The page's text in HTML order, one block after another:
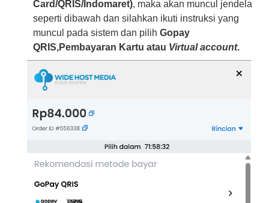
Card/QRIS/Indomaret), maka akan muncul jendela
seperti dibawah dan silahkan ikuti instruksi yang
muncul pada sistem dan pilih Gopay
QRIS,Pembayaran Kartu atau Virtual account.